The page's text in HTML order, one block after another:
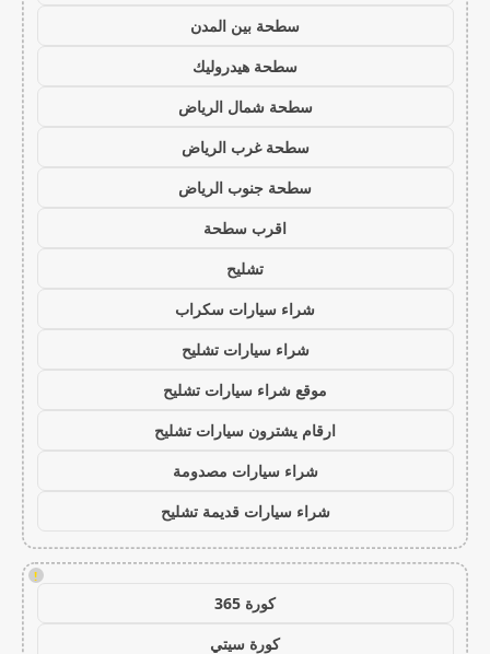
سطحة بين المدن
سطحة هيدروليك
سطحة شمال الرياض
سطحة غرب الرياض
سطحة جنوب الرياض
اقرب سطحة
تشليح
شراء سيارات سكراب
شراء سيارات تشليح
موقع شراء سيارات تشليح
ارقام يشترون سيارات تشليح
شراء سيارات مصدومة
شراء سيارات قديمة تشليح
!
كورة 365
كورة سيتي